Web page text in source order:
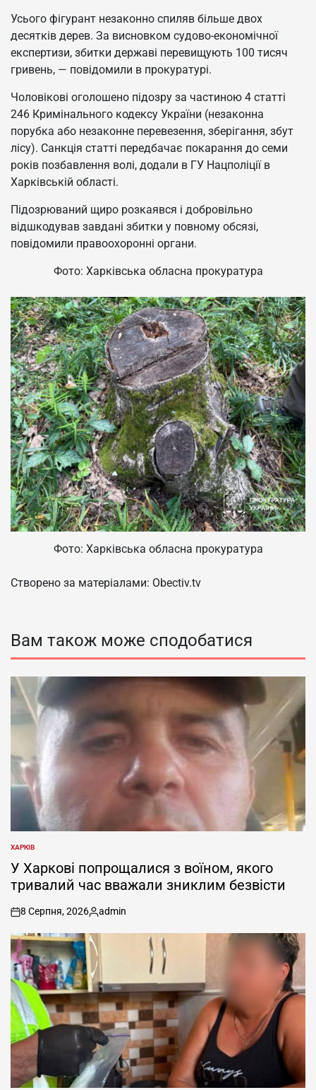
Усього фігурант незаконно спиляв більше двох
десятків дерев. За висновком судово-економічної
експертизи, збитки державі перевищують 100 тисяч
гривень, — повідомили в прокуратурі.
Чоловікові оголошено підозру за частиною 4 статті
246 Кримінального кодексу України (незаконна
порубка або незаконне перевезення, зберігання, збут
лісу). Санкція статті передбачає покарання до семи
років позбавлення волі, додали в ГУ Нацполіції в
Харківській області.
Підозрюваний щиро розкаявся і добровільно
відшкодував завдані збитки у повному обсязі,
повідомили правоохоронні органи.
Фото: Харківська обласна прокуратура
Фото: Харківська обласна прокуратура
Створено за матеріалами: Obectiv.tv
Вам також може сподобатися
ОПУБЛІКУВАТИ
У
ХАРКІВ
У Харкові попрощалися з воїном, якого
тривалий час вважали зниклим безвісти
on
8 Серпня, 2026
Опубліковано
admin